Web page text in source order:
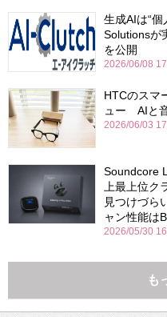
生成AIは“
Solutionsが
を公開
2026/06/08
HTCのスマ
ュー AIと
2026/06/03
Soundcore
上最上位ク
見つけづら
ャン性能は
2026/05/30
も